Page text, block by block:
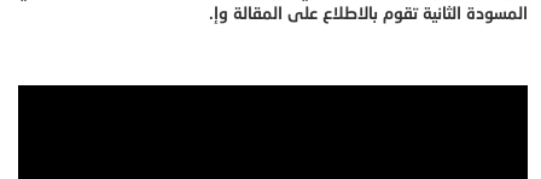
المسودة الثانية تقوم بالاطلاع على المقالة وإ.